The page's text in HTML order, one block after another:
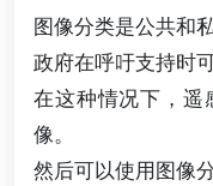
图像分类是公共和
政府在呼吁支持时
在这种情况下，遥
像。
然后可以使用图像